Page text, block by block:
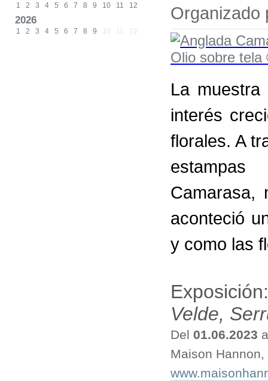
1 2 3 4 5 6 7 8 9 10 11 12
2026
1 2 3 4 5 6 7 8 9 10 11 12
Organizado
La
interés
florales. A
Camarasa,
aconteció
y como las
Velde,
Del 01.06.2023
Maison